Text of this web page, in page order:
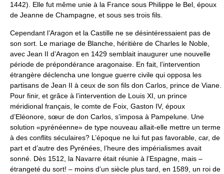
1442). Elle fut même unie à la France sous Philippe le Bel, époux
de Jeanne de Champagne, et sous ses trois fils.
Cependant l’Aragon et la Castille ne se désintéressaient pas de
son sort. Le mariage de Blanche, héritière de Charles le Noble,
avec Jean II d’Aragon en 1429 semblait inaugurer une nouvelle
période de prépondérance aragonaise. En fait, l’intervention
étrangère déclencha une longue guerre civile qui opposa les
partisans de Jean II à ceux de son fils don Carlos, prince de Viane.
Pour finir, et grâce à l’intervention de Louis XI, un prince
méridional français, le comte de Foix, Gaston IV, époux
d’Eléonore, sœur de don Carlos, s’imposa à Pampelune. Une
solution «pyrénéenne» de type nouveau allait-elle mettre un terme
à des conflits séculaires? L’époque ne lui fut pas favorable, car, de
part et d’autre des Pyrénées, l’heure des impérialismes avait
sonné. Dès 1512, la Navarre était réunie à l’Espagne, mais –
étrangeté du sort! – moins d’un siècle plus tard, en 1589, un roi de